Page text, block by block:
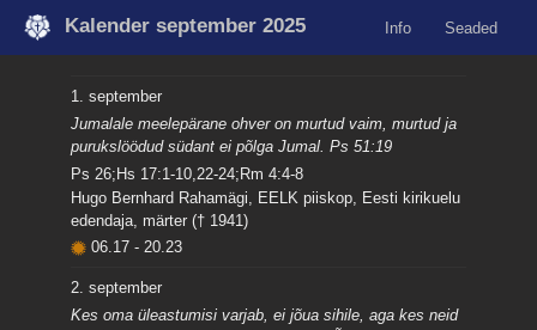
Kalender september 2025 Info Seaded
1. september
Jumalale meelepärane ohver on murtud vaim, murtud ja
purukslöödud südant ei põlga Jumal. Ps 51:19
Ps 26;Hs 17:1-10,22-24;Rm 4:4-8
Hugo Bernhard Rahamägi, EELK piiskop, Eesti kirikuelu
edendaja, märter († 1941)
06.17- 20.23
2. september
Kes oma üleastumisi varjab, ei jõua sihile, aga kes neid